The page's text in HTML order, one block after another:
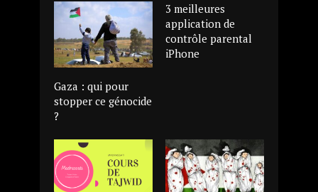
Gaza : qui pour
stopper ce génocide
?
3 meilleures
application de
contrôle parental
iPhone